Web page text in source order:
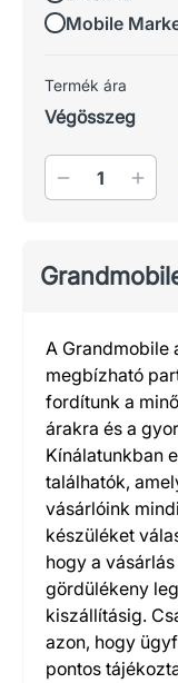
Mobile
Termék ára
Végösszeg
Mennyiség
A Grandmobile
megbízható
fordítunk a
árakra és a
Kínálatunkban
találhatók,
vásárlóink
készüléket
hogy a
gördülékeny
kiszállításig.
azon, hogy
pontos